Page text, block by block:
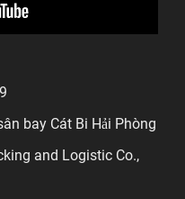
bay Cát Bi Hải Phòng
and Logistic Co.,